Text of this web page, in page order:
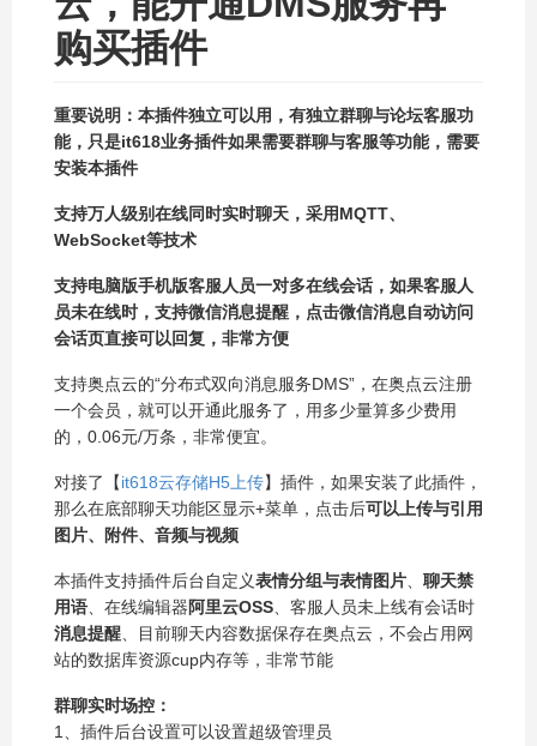
购买插件
重要说明：本插件独立可以用，有独立群聊与论坛客服功
能，只是it618业务插件如果需要群聊与客服等功能，需要
安装本插件
支持万人级别在线同时实时聊天，采用MQTT、
WebSocket等技术
支持电脑版手机版客服人员一对多在线会话，如果客服人
员未在线时，支持微信消息提醒，点击微信消息自动访问
会话页直接可以回复，非常方便
支持奥点云的“分布式双向消息服务DMS”，在奥点云注册
一个会员，就可以开通此服务了，用多少量算多少费用
的，0.06元/万条，非常便宜。
对接了【it618云存储H5上传】插件，如果安装了此插件，
那么在底部聊天功能区显示+菜单，点击后可以上传与引用
图片、附件、音频与视频
本插件支持插件后台自定义表情分组与表情图片、 聊天禁
用语、在线编辑器阿里云OSS、客服人员未上线有会话时
消息提醒、目前聊天内容数据保存在奥点云，不会占用网
站的数据库资源cup内存等，非常节能
群聊实时场控：
1、插件后台设置可以设置超级管理员